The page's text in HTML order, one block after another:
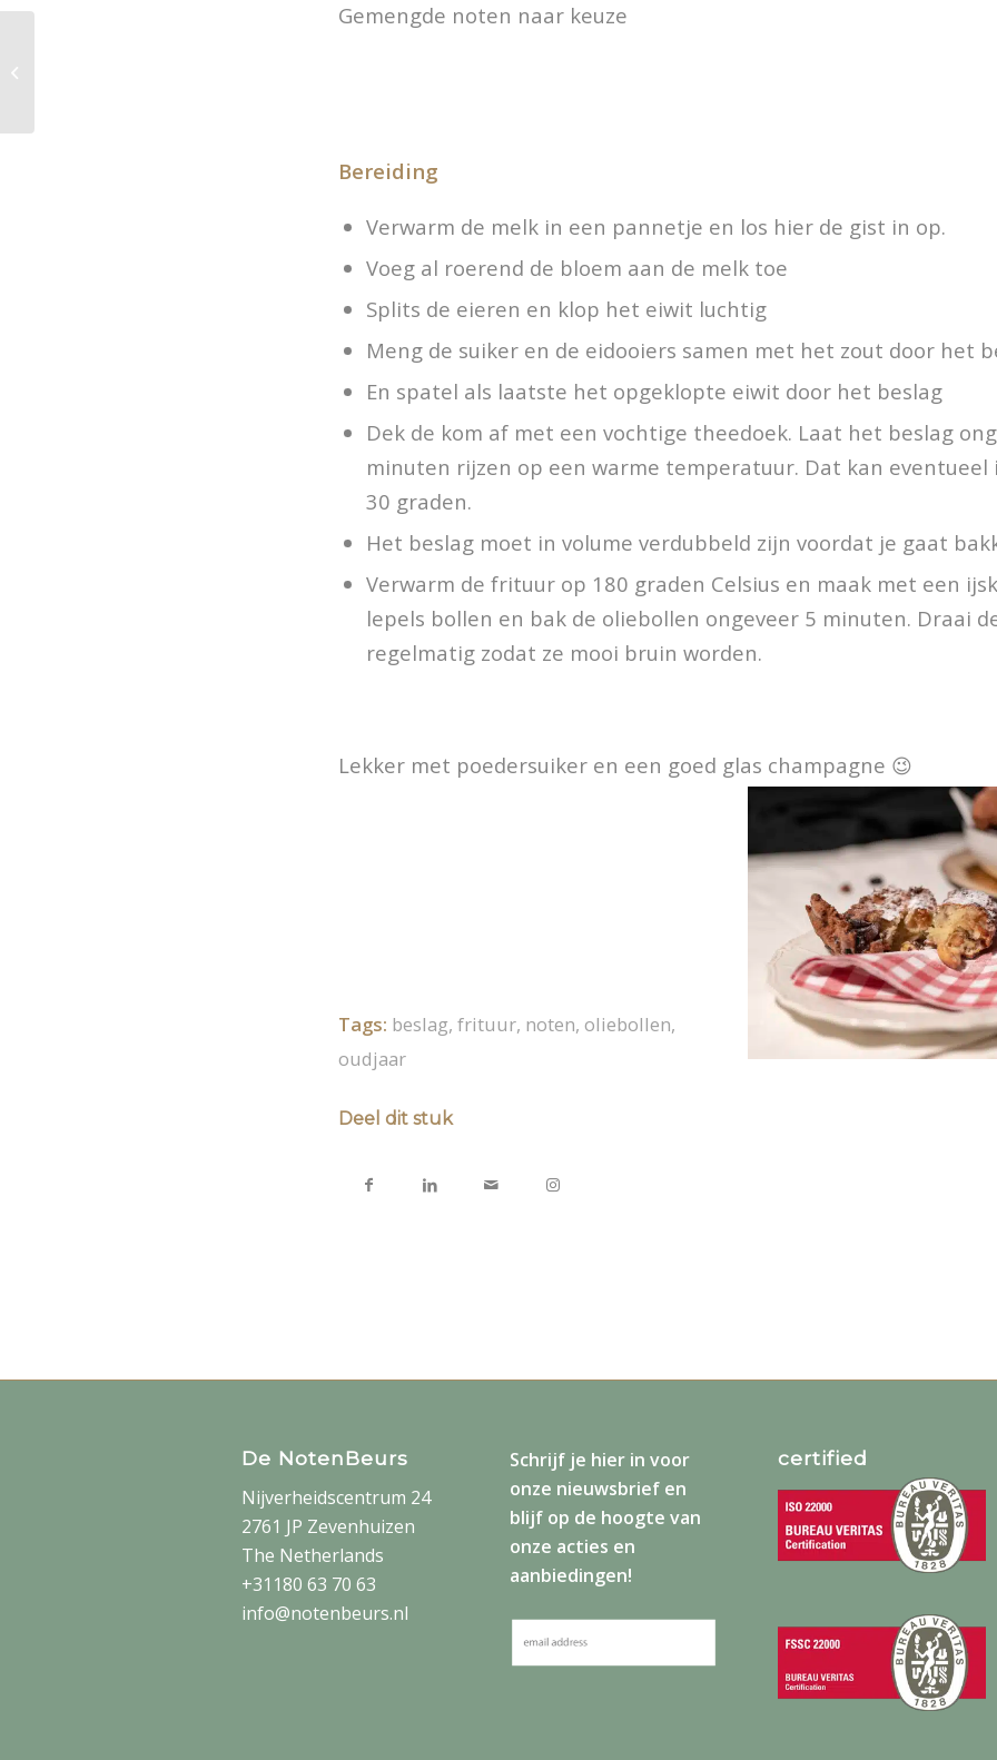
Gemengde noten naar keuze
Bereiding
Verwarm de melk in een pannetje en los hier de gist in op.
Voeg al roerend de bloem aan de melk toe
Splits de eieren en klop het eiwit luchtig
Meng de suiker en de eidooiers samen met het zout door het
En spatel als laatste het opgeklopte eiwit door het beslag
Dek de kom af met een vochtige theedoek. Laat het beslag
minuten rijzen op een warme temperatuur. Dat kan eventueel
30 graden.
Het beslag moet in volume verdubbeld zijn voordat je gaat
Verwarm de frituur op 180 graden Celsius en maak met een
lepels bollen en bak de oliebollen ongeveer 5 minuten. Draai
regelmatig zodat ze mooi bruin worden.
Lekker met poedersuiker en een goed glas champagne 😉
Tags: beslag, frituur, noten, oliebollen,
oudjaar
Deel dit stuk
De NotenBeurs
Nijverheidscentrum 24
2761 JP Zevenhuizen
The Netherlands
+31180 63 70 63
info@notenbeurs.nl
Schrijf je hier in voor
onze nieuwsbrief en
blijf op de hoogte van
onze acties en
aanbiedingen!
certified